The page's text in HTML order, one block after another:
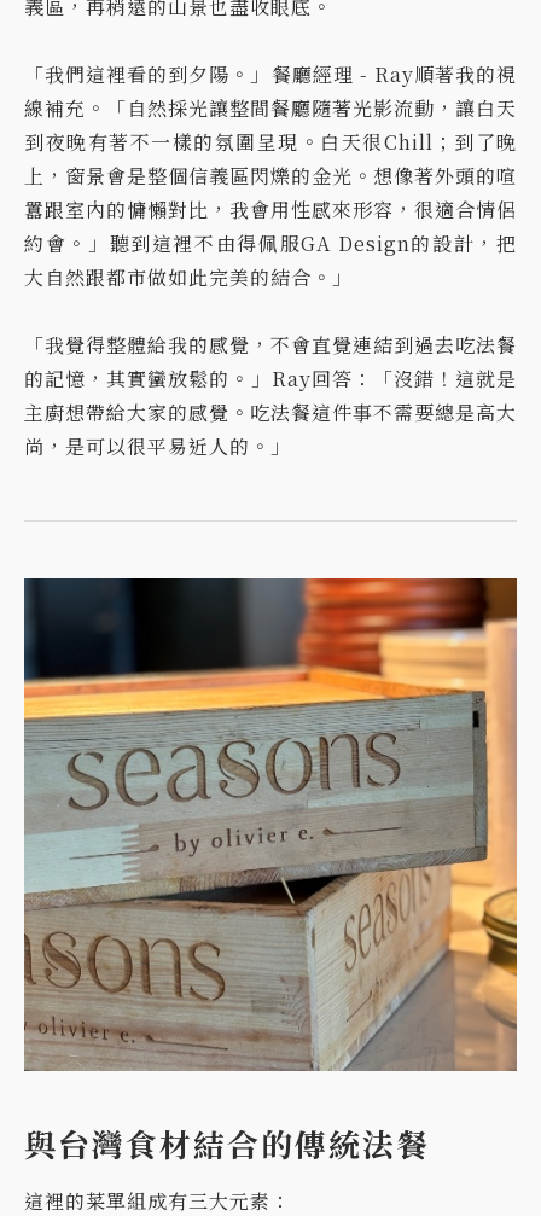
義區，再稍遠的山景也盡收眼底。
「我們這裡看的到夕陽。」餐廳經理 - Ray順著我的視
線補充。「自然採光讓整間餐廳隨著光影流動，讓白天
到夜晚有著不一樣的氛圍呈現。白天很Chill；到了晚
上，窗景會是整個信義區閃爍的金光。想像著外頭的喧
囂跟室內的慵懶對比，我會用性感來形容，很適合情侶
約會。」聽到這裡不由得佩服GA Design的設計，把
大自然跟都市做如此完美的結合。」
「我覺得整體給我的感覺，不會直覺連結到過去吃法餐
的記憶，其實蠻放鬆的。」Ray回答：「沒錯！這就是
主廚想帶給大家的感覺。吃法餐這件事不需要總是高大
尚，是可以很平易近人的。」
與台灣食材結合的傳統法餐
這裡的菜單組成有三大元素：